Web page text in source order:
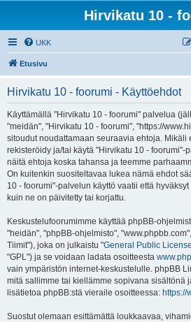
Hirvikatu 10 -
UKK
Etusivu
Hirvikatu 10 - foorumi - Käyttöehdot
Käyttämällä "Hirvikatu 10 - foorumi" palvelua
"meidän", "Hirvikatu 10 - foorumi", "https://
sitoudut noudattamaan seuraavia ehtoja. Mikäli
rekisteröidy ja/tai käytä "Hirvikatu 10 - foorumi"-
näitä ehtoja koska tahansa ja teemme
On kuitenkin suositeltavaa lukea nämä ehdot
10 - foorumi"-palvelun käyttö vaatii että
kuin ne on päivitetty tai korjattu.
Keskustelufoorumimme käyttää phpBB-
"heidän", "phpBB-ohjelmisto",
Tiimit"), joka on julkaistu "General Public
"GPL") ja se voidaan ladata osoitteesta
vain ympäristön internet-keskustelulle. phpBB
mitä sallimme tai kiellämme sopivana sisältönä
lisätietoa phpBB:stä vieraile osoitteessa: https://
Suostut olemaan esittämättä loukkaavaa,